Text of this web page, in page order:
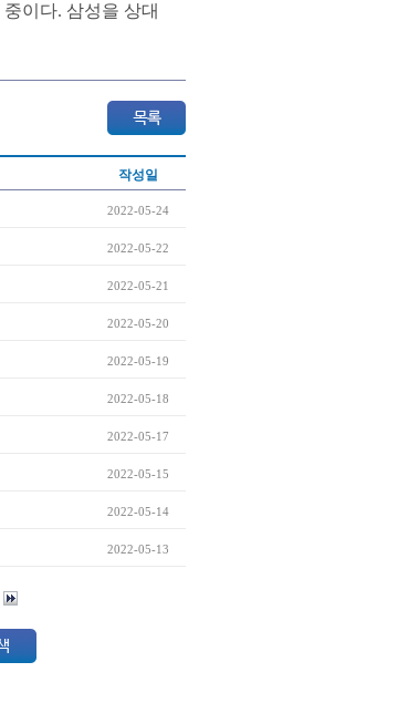
이다. 삼성을 상대
작성일
2022-05-24
2022-05-22
2022-05-21
2022-05-20
2022-05-19
2022-05-18
2022-05-17
2022-05-15
2022-05-14
2022-05-13